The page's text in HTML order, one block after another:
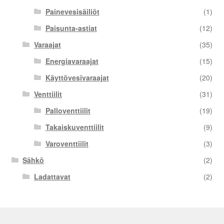
Painevesisäiliöt
(1)
Paisunta-astiat
(12)
Varaajat
(35)
Energiavaraajat
(15)
Käyttövesivaraajat
(20)
Venttiilit
(31)
Palloventtiilit
(19)
Takaiskuventtiilit
(9)
Varoventtiilit
(3)
Sähkö
(2)
Ladattavat
(2)